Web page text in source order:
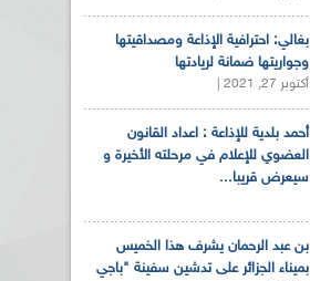
بغالي: احترافية الإذاعة ومصداقيتها
وجواريتها ضمانة لريادتها
أكتوبر 27, 2021 |
أحمد بلدية للإذاعة : اعداد القانون
العضوي للإعلام في مرحلته الأخيرة و
سيعرض قريبا...
بن عبد الرحمان يشرف هذا الخميس
بميناء الجزائر على تدشين سفينة "باجي